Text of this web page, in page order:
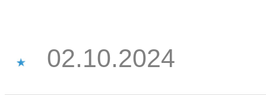
02.10.2024